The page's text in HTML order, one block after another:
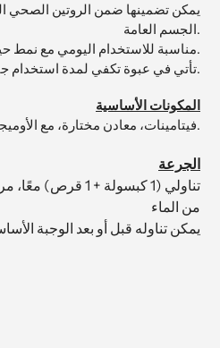
الجسم العامة.
• مناسبة للاستخدام اليومي مع نمط حياة متوازن.
• تأتي في عبوة تكفي لمدة استخدام جيدة.
المكونات الأساسية
فيتامينات، معادن مختارة، مع الأوميجا.
الجرعة
تناولي (1 كبسولة +
من الماء
يمكن تناوله قبل أو بعد الوجبة